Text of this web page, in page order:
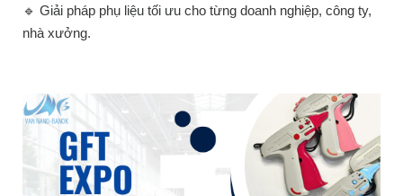
🔹 Giải pháp phụ liệu tối ưu cho từng doanh nghiệp, công ty,
nhà xưởng.